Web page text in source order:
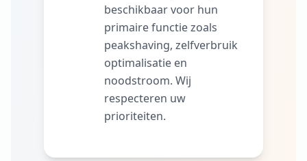
beschikbaar voor hun
primaire functie zoals
peakshaving, zelfverbruik
optimalisatie en
noodstroom. Wij
respecteren uw
prioriteiten.